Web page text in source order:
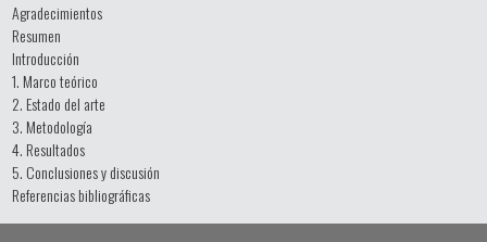
Agradecimientos
Resumen
Introducción
1. Marco teórico
2. Estado del arte
3. Metodología
4. Resultados
5. Conclusiones y discusión
Referencias bibliográficas